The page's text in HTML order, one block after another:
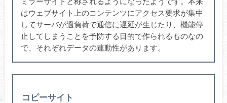
はウェブサイト上のコンテンツにアクセス要求が集中
してサーバが過負荷で通信に遅延が生じたり、機能停
止してしまうことを予防する目的で作られるものなの
で、それぞれデータの連動性があります。
コピーサイト